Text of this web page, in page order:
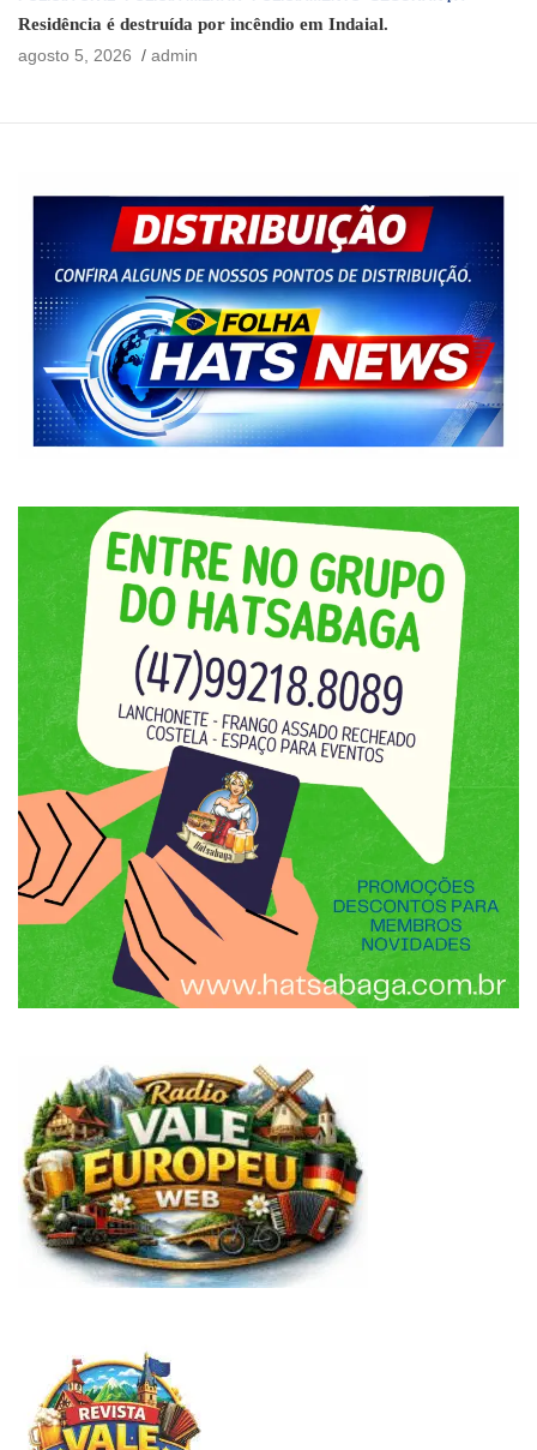
Residência é destruída por incêndio em Indaial.
agosto 5, 2026
admin